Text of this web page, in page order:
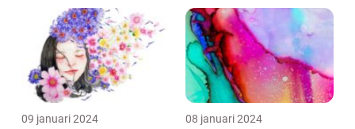
09 januari 2024 08 januari 2024